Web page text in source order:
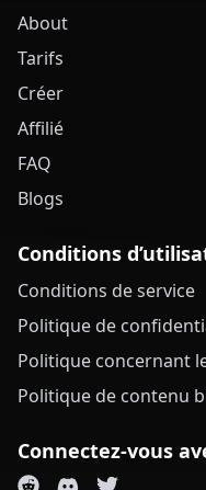
About
Tarifs
Créer
Affilié
FAQ
Blogs
Conditions
Conditions de service
Politique de
Politique concernant
Politique de contenu
Connectez-vous